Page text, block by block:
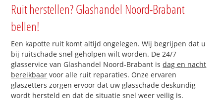
Ruit herstellen? Glashandel Noord-Brabant
bellen!
Een kapotte ruit komt altijd ongelegen. Wij begrijpen dat u
bij ruitschade snel geholpen wilt worden. De 24/7
glasservice van Glashandel Noord-Brabant isdag en nacht
bereikbaar voor alle ruit reparaties. Onze ervaren
glaszetters zorgen ervoor dat uw glasschade deskundig
wordt hersteld en dat de situatie snel weer veilig is.